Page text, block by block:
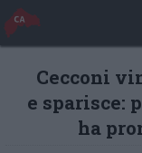
Cecconi
e sparisce:
ha